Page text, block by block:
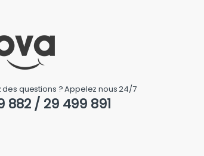
des questions ? Appelez nous 24/7
882 / 29 499 891